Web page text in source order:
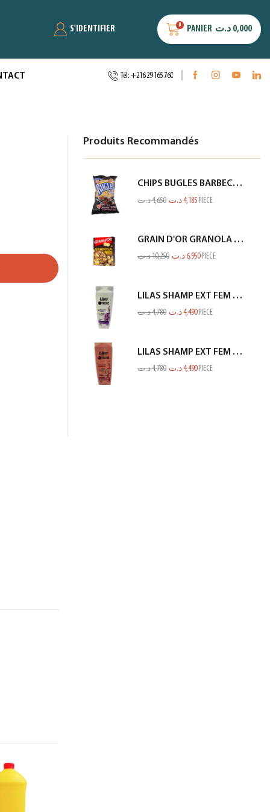
S'IDENTIFIER 0 PANIER 0,000 د.ت
Tél: +216 29 165 760
Produits Recommandés
CHIPS BUGLES BARBECUE 75GR
4,650د.ت 4,185 د.ت PIECE
GRAIN D'OR GRANOLA CHOCO BANANE 300GR
10,250د.ت 6,950 د.ت PIECE
LILAS SHAMP EXT FEM PROTEINE BLANC 350ML
4,780د.ت 4,490 د.ت PIECE
LILAS SHAMP EXT FEM RACINE GP SECHE SAUMON 350ML
4,780د.ت 4,490 د.ت PIECE